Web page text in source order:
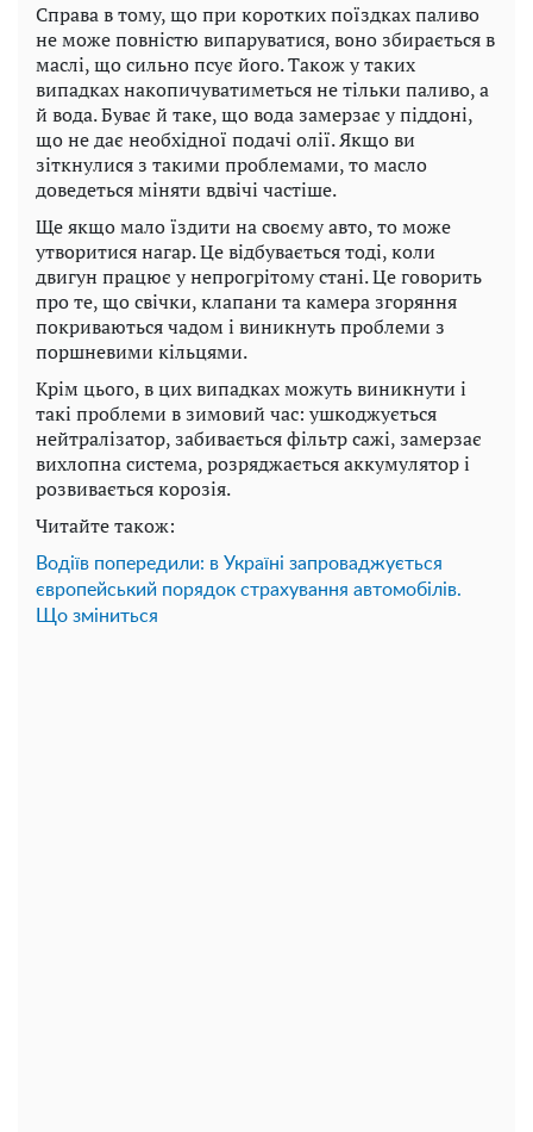
Справа в тому, що при коротких поїздках паливо
не може повністю випаруватися, воно збирається в
маслі, що сильно псує його. Також у таких
випадках накопичуватиметься не тільки паливо, а
й вода. Буває й таке, що вода замерзає у піддоні,
що не дає необхідної подачі олії. Якщо ви
зіткнулися з такими проблемами, то масло
доведеться міняти вдвічі частіше.
Ще якщо мало їздити на своєму авто, то може
утворитися нагар. Це відбувається тоді, коли
двигун працює у непрогрітому стані. Це говорить
про те, що свічки, клапани та камера згоряння
покриваються чадом і виникнуть проблеми з
поршневими кільцями.
Крім цього, в цих випадках можуть виникнути і
такі проблеми в зимовий час: ушкоджується
нейтралізатор, забивається фільтр сажі, замерзає
вихлопна система, розряджається аккумулятор і
розвивається корозія.
Читайте також:
Водіїв попередили: в Україні запроваджується
європейський порядок страхування автомобілів.
Що зміниться